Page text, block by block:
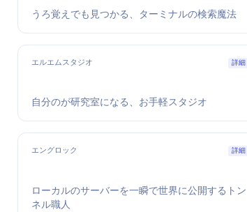
うろ覚えでも見つかる、ターミナルの検索魔法
エルエムスタジオ 詳細
自分のPCがAI研究室になる、お手軽スタジオ
エングロック 詳細
ローカルのサーバーを一瞬で世界に公開するトン
ネル職人